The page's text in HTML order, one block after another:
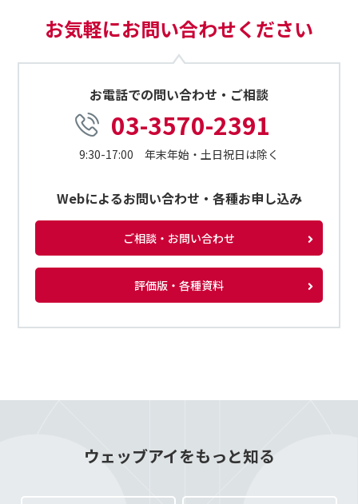
お気軽にお問い合わせください
お電話での問い合わせ・ご相談
03-3570-2391
9:30-17:00 年末年始・土日祝日は除く
Webによるお問い合わせ・各種お申し込み
ご相談・お問い合わせ
評価版・各種資料
ウェッブアイをもっと知る